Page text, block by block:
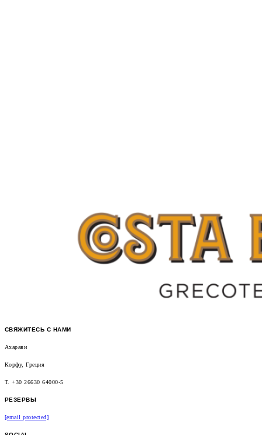
СВЯЖИТЕСЬ С НАМИ
Ахарави
Корфу, Греция
T. +30 26630 64000-5
РЕЗЕРВЫ
[email protected]